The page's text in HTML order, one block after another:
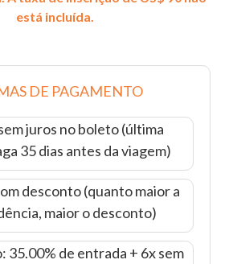
está incluída.
DE PAGAMENTO
juros no boleto (última
35 dias antes da viagem)
desconto (quanto maior a
maior o desconto)
35.00% de entrada + 6x sem